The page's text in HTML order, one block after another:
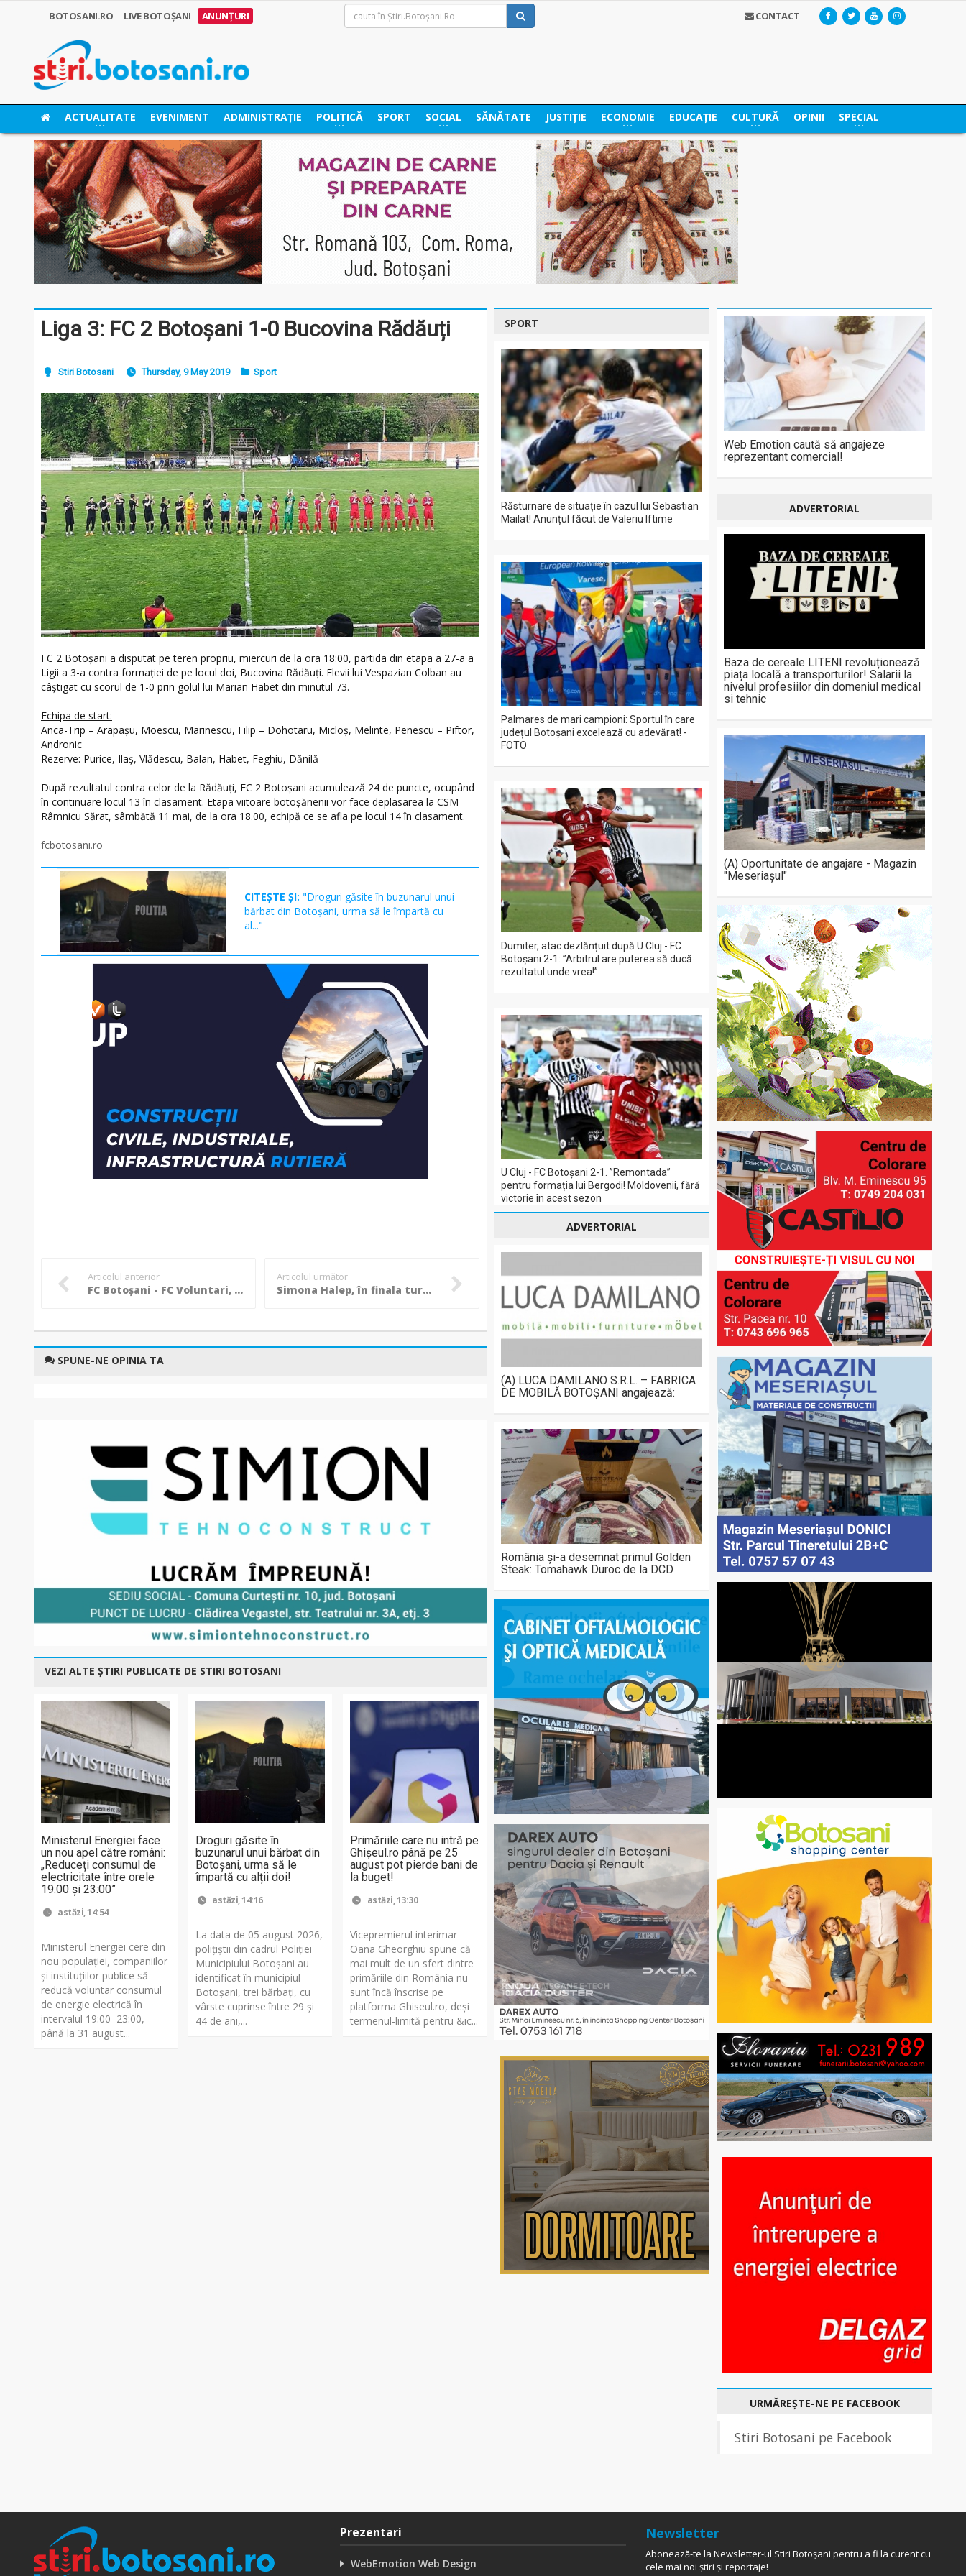
BOTOSANI.RO LIVE BOTOȘANI ANUNȚURI CONTACT
ACTUALITATE EVENIMENT ADMINISTRAȚIE POLITICĂ SPORT SOCIAL SĂNĂTATE JUSTIȚIE ECONOMIE EDUCAȚIE CULTURĂ OPINII SPECIAL
Liga 3: FC 2 Botoșani 1-0 Bucovina Rădăuți
Stiri Botosani Thursday, 9 May 2019 Sport
FC 2 Botoșani a disputat pe teren propriu, miercuri de la ora 18:00, partida din etapa a 27-a a
Ligii a 3-a contra formației de pe locul doi, Bucovina Rădăuți. Elevii lui Vespazian Colban au
câștigat cu scorul de 1-0 prin golul lui Marian Habet din minutul 73.
Echipa de start:
Anca-Trip – Arapașu, Moescu, Marinescu, Filip – Dohotaru, Micloș, Melinte, Penescu – Piftor,
Andronic
Rezerve: Purice, Ilaș, Vlădescu, Balan, Habet, Feghiu, Dănilă
După rezultatul contra celor de la Rădăuți, FC 2 Botoșani acumulează 24 de puncte, ocupând
în continuare locul 13 în clasament. Etapa viitoare botoșănenii vor face deplasarea la CSM
Râmnicu Sărat, sâmbătă 11 mai, de la ora 18.00, echipă ce se afla pe locul 14 în clasament.
fcbotosani.ro
CITEȘTE ȘI: "Droguri găsite în buzunarul unui
bărbat din Botoșani, urma să le împartă cu
al..."
Articolul anterior
FC Botoşani - FC Voluntari, vineri, de la ora 18.00
Articolul următor
Simona Halep, în finala turneului de la Madrid!
SPUNE-NE OPINIA TA
VEZI ALTE ȘTIRI PUBLICATE DE STIRI BOTOSANI
Ministerul Energiei face
un nou apel către români:
„Reduceți consumul de
electricitate între orele
19:00 și 23:00”
astăzi, 14:54
Ministerul Energiei cere din
nou populației, companiilor
și instituțiilor publice să
reducă voluntar consumul
de energie electrică în
intervalul 19:00–23:00,
până la 31 august...
Droguri găsite în
buzunarul unui bărbat din
Botoșani, urma să le
împartă cu alții doi!
astăzi, 14:16
La data de 05 august 2026,
polițiștii din cadrul Poliției
Municipiului Botoșani au
identificat în municipiul
Botoșani, trei bărbați, cu
vârste cuprinse între 29 și
44 de ani,...
Primăriile care nu intră pe
Ghişeul.ro până pe 25
august pot pierde bani de
la buget!
astăzi, 13:30
Vicepremierul interimar
Oana Gheorghiu spune că
mai mult de un sfert dintre
primăriile din România nu
sunt încă înscrise pe
platforma Ghiseul.ro, deși
termenul-limită pentru &ic...
SPORT
Răsturnare de situație în cazul lui Sebastian
Mailat! Anunțul făcut de Valeriu Iftime
Palmares de mari campioni: Sportul în care
județul Botoșani excelează cu adevărat! -
FOTO
Dumiter, atac dezlănțuit după U Cluj - FC
Botoșani 2-1: ”Arbitrul are puterea să ducă
rezultatul unde vrea!”
U Cluj - FC Botoșani 2-1. ”Remontada”
pentru formația lui Bergodi! Moldovenii, fără
victorie în acest sezon
ADVERTORIAL
(A) LUCA DAMILANO S.R.L. – FABRICA
DE MOBILĂ BOTOȘANI angajează:
România și-a desemnat primul Golden
Steak: Tomahawk Duroc de la DCD
Web Emotion caută să angajeze
reprezentant comercial!
ADVERTORIAL
Baza de cereale LITENI revoluționează
piața locală a transporturilor! Salarii la
nivelul profesiilor din domeniul medical
si tehnic
(A) Oportunitate de angajare - Magazin
"Meseriașul"
URMĂREȘTE-NE PE FACEBOOK
Stiri Botosani pe Facebook
Prezentari
WebEmotion Web Design
Newsletter
Abonează-te la Newsletter-ul Stiri Botoșani pentru a fi la curent cu
cele mai noi știri și reportaje!